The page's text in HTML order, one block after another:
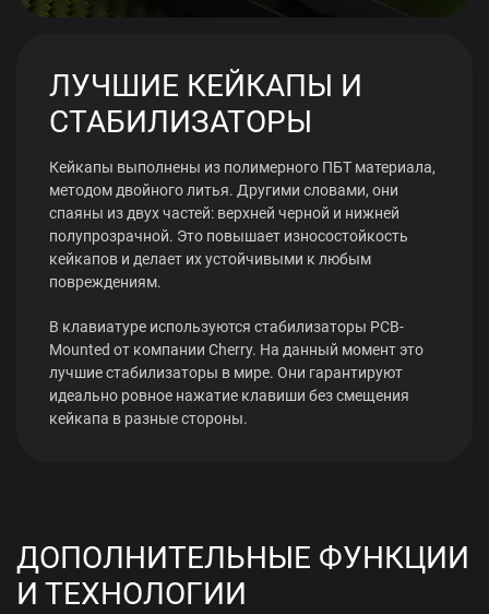
ЛУЧШИЕ КЕЙКАПЫ И
СТАБИЛИЗАТОРЫ
Кейкапы выполнены из полимерного ПБТ материала,
методом двойного литья. Другими словами, они
спаяны из двух частей: верхней черной и нижней
полупрозрачной. Это повышает износостойкость
кейкапов и делает их устойчивыми к любым
повреждениям.
В клавиатуре используются стабилизаторы PCB-
Mounted от компании Cherry. На данный момент это
лучшие стабилизаторы в мире. Они гарантируют
идеально ровное нажатие клавиши без смещения
кейкапа в разные стороны.
ДОПОЛНИТЕЛЬНЫЕ ФУНКЦИИ
И ТЕХНОЛОГИИ